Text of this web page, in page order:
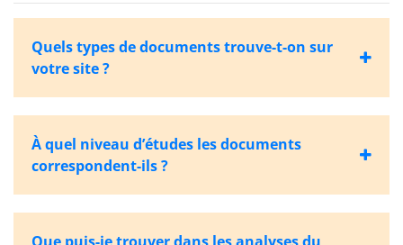
Quels types de documents trouve-t-on sur
votre site ?
À quel niveau d’études les documents
correspondent-ils ?